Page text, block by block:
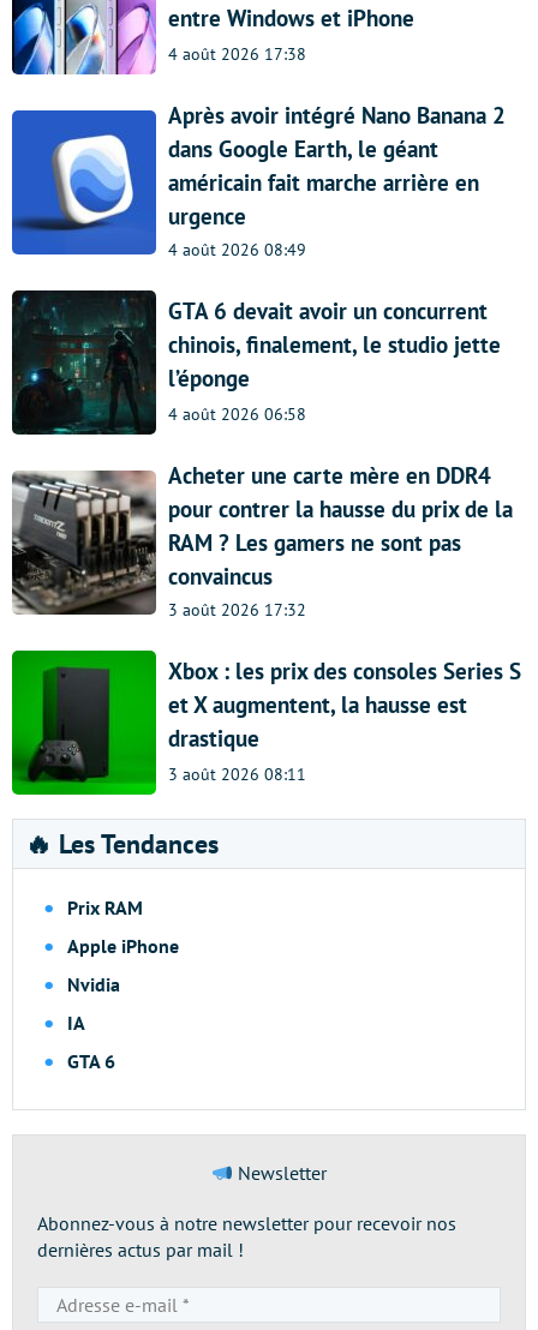
entre Windows et iPhone
4 août 2026 17:38
Après avoir intégré Nano Banana 2
dans Google Earth, le géant
américain fait marche arrière en
urgence
4 août 2026 08:49
GTA 6 devait avoir un concurrent
chinois, finalement, le studio jette
l’éponge
4 août 2026 06:58
Acheter une carte mère en DDR4
pour contrer la hausse du prix de la
RAM ? Les gamers ne sont pas
convaincus
3 août 2026 17:32
Xbox : les prix des consoles Series S
et X augmentent, la hausse est
drastique
3 août 2026 08:11
🔥 Les Tendances
Prix RAM
Apple iPhone
Nvidia
IA
GTA 6
Newsletter
Abonnez-vous à notre newsletter pour recevoir nos
dernières actus par mail !
e-